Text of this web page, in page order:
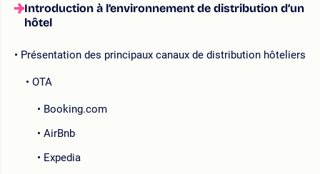
Introduction à l’environnement de distribution d’un
hôtel
Présentation des principaux canaux de distribution hôteliers
OTA
Booking.com
AirBnb
Expedia